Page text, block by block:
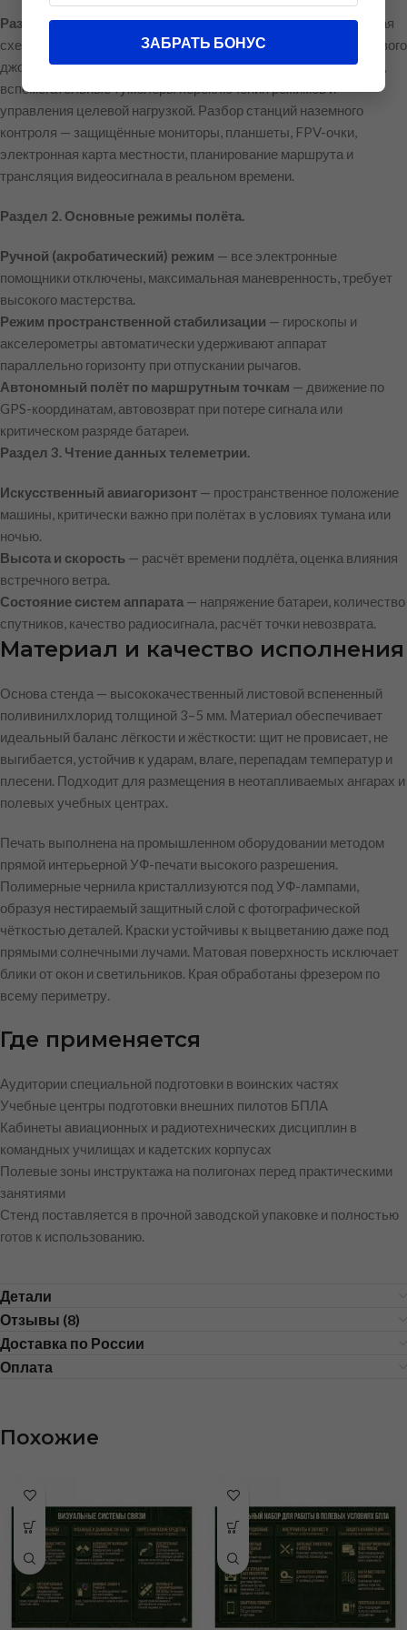
Раздел 1. Органы контроля и наземные станции.Подробная
схема классического пульта пилота: назначение левого и правого
джойстиков, управление тягой, рысканьем, тангажом и креном,
вспомогательные тумблеры переключения режимов и
управления целевой нагрузкой. Разбор станций наземного
контроля — защищённые мониторы, планшеты, FPV-очки,
электронная карта местности, планирование маршрута и
трансляция видеосигнала в реальном времени.
Раздел 2. Основные режимы полёта.
Ручной (акробатический) режим — все электронные
помощники отключены, максимальная маневренность, требует
высокого мастерства.
Режим пространственной стабилизации — гироскопы и
акселерометры автоматически удерживают аппарат
параллельно горизонту при отпускании рычагов.
Автономный полёт по маршрутным точкам — движение по
GPS-координатам, автовозврат при потере сигнала или
критическом разряде батареи.
Раздел 3. Чтение данных телеметрии.
Искусственный авиагоризонт — пространственное положение
машины, критически важно при полётах в условиях тумана или
ночью.
Высота и скорость — расчёт времени подлёта, оценка влияния
встречного ветра.
Состояние систем аппарата — напряжение батареи, количество
спутников, качество радиосигнала, расчёт точки невозврата.
Материал и качество исполнения
Основа стенда — высококачественный листовой вспененный
поливинилхлорид толщиной 3–5 мм. Материал обеспечивает
идеальный баланс лёгкости и жёсткости: щит не провисает, не
выгибается, устойчив к ударам, влаге, перепадам температур и
плесени. Подходит для размещения в неотапливаемых ангарах и
полевых учебных центрах.
Печать выполнена на промышленном оборудовании методом
прямой интерьерной УФ-печати высокого разрешения.
Полимерные чернила кристаллизуются под УФ-лампами,
образуя нестираемый защитный слой с фотографической
чёткостью деталей. Краски устойчивы к выцветанию даже под
прямыми солнечными лучами. Матовая поверхность исключает
блики от окон и светильников. Края обработаны фрезером по
всему периметру.
Где применяется
Аудитории специальной подготовки в воинских частях
Учебные центры подготовки внешних пилотов БПЛА
Кабинеты авиационных и радиотехнических дисциплин в
командных училищах и кадетских корпусах
Полевые зоны инструктажа на полигонах перед практическими
занятиями
Стенд поставляется в прочной заводской упаковке и полностью
готов к использованию.
Детали
Отзывы (8)
Доставка по России
Оплата
Похожие
ЗАБРАТЬ БОНУС